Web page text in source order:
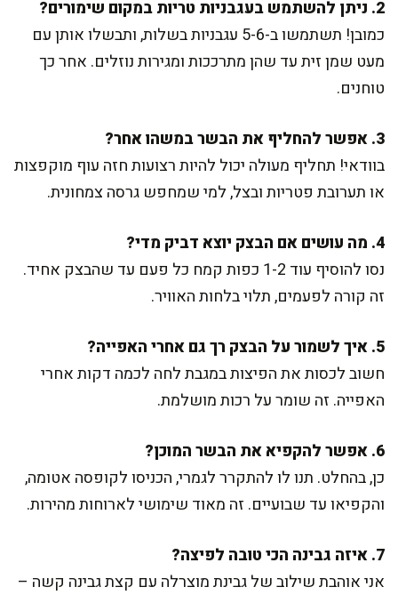
2. ניתן להשתמש בעגבניות טריות במקום שימורים?
כמובן! תשתמשו ב-5-6 עגבניות בשלות, ותבשלו אותן עם
מעט שמן זית עד שהן מתרככות ומגירות נוזלים. אחר כך
טוחנים.
3. אפשר להחליף את הבשר במשהו אחר?
בוודאי! תחליף מעולה יכול להיות רצועות חזה עוף מוקפצות
או תערובת פטריות ובצל, למי שמחפש גרסה צמחונית.
4. מה עושים אם הבצק יוצא דביק מדי?
נסו להוסיף עוד 1-2 כפות קמח כל פעם עד שהבצק אחיד.
זה קורה לפעמים, תלוי בלחות האוויר.
5. איך לשמור על הבצק רך גם אחרי האפייה?
חשוב לכסות את הפיצות במגבת לחה לכמה דקות אחרי
האפייה. זה שומר על רכות מושלמת.
6. אפשר להקפיא את הבשר המוכן?
כן, בהחלט. תנו לו להתקרר לגמרי, הכניסו לקופסה אטומה,
והקפיאו עד שבועיים. זה מאוד שימושי לארוחות מהירות.
7. איזה גבינה הכי טובה לפיצה?
אני אוהבת שילוב של גבינת מוצרלה עם קצת גבינה קשה –